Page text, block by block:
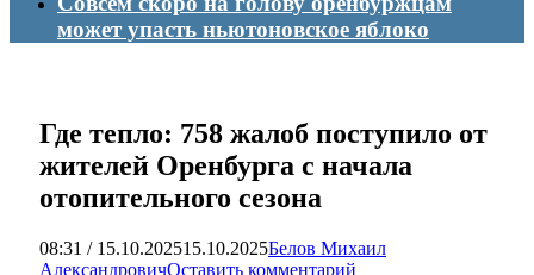
может упасть ньютоновское яблоко
Где тепло: 758 жалоб поступило от
жителей Оренбурга с начала
отопительного сезона
08:31 / 15.10.202515.10.2025Белов Михаил
АлександровичОставить комментарий